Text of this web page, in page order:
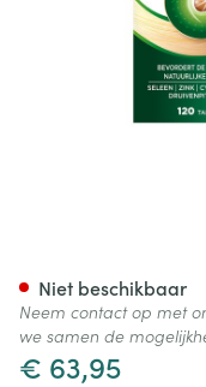
€ 63,95
Niet beschikbaar
Neem contact op met
we samen de